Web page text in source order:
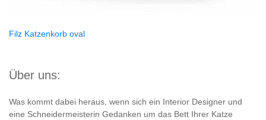
Filz Katzenkorb oval
Über uns:
Was kommt dabei heraus, wenn sich ein Interior Designer und
eine Schneidermeisterin Gedanken um das Bett Ihrer Katze